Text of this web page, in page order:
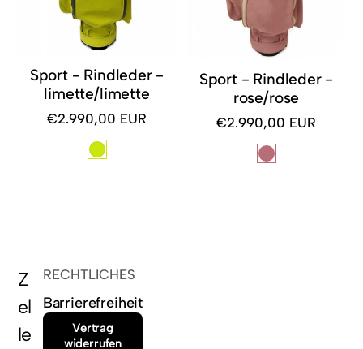
Sport - Rindleder -
limette/limette
€2.990,00 EUR
Regulärer
Preis
Sport - Rindleder -
rose/rose
€2.990,00 EUR
Regulärer
Preis
Z
el
le
RECHTLICHES
Barrierefreiheit
Vertrag
widerrufen